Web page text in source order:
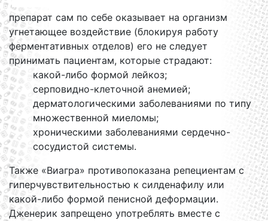
препарат сам по себе оказывает на организм
угнетающее воздействие (блокируя работу
ферментативных отделов) его не следует
принимать пациентам, которые страдают:
какой-либо формой лейкоз;
серповидно-клеточной анемией;
дерматологическими заболеваниями по типу
множественной миеломы;
хроническими заболеваниями сердечно-
сосудистой системы.
Также «Виагра» противопоказана репециентам с
гиперчувствительностью к силденафилу или
какой-либо формой пенисной деформации.
Дженерик запрещено употреблять вместе с